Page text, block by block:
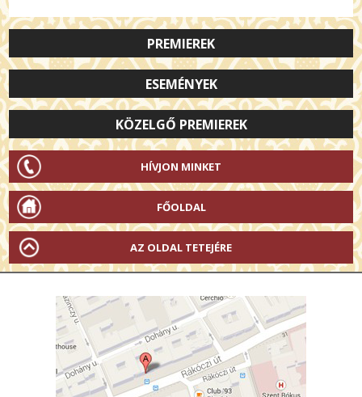
PREMIEREK
ESEMÉNYEK
KÖZELGŐ PREMIEREK
HÍVJON MINKET
FŐOLDAL
AZ OLDAL TETEJÉRE